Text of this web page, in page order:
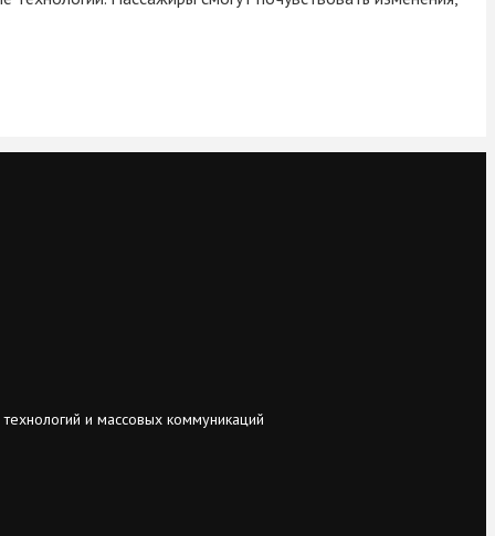
и массовых коммуникаций